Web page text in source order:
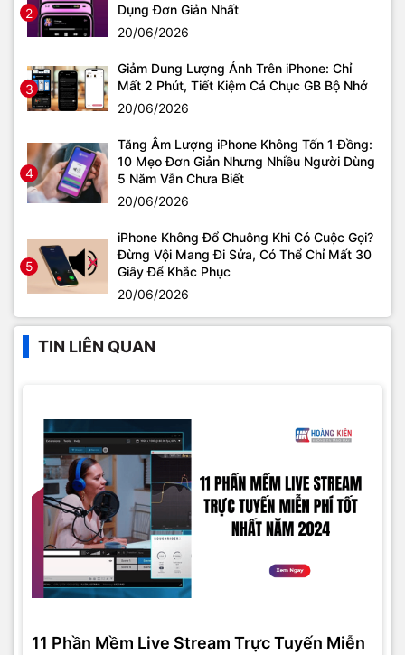
2
Dụng Đơn Giản Nhất
20/06/2026
3
Giảm Dung Lượng Ảnh Trên iPhone: Chỉ
Mất 2 Phút, Tiết Kiệm Cả Chục GB Bộ Nhớ
20/06/2026
4
Tăng Âm Lượng iPhone Không Tốn 1 Đồng:
10 Mẹo Đơn Giản Nhưng Nhiều Người Dùng
5 Năm Vẫn Chưa Biết
20/06/2026
5
iPhone Không Đổ Chuông Khi Có Cuộc Gọi?
Đừng Vội Mang Đi Sửa, Có Thể Chỉ Mất 30
Giây Để Khắc Phục
20/06/2026
TIN LIÊN QUAN
11 Phần Mềm Live Stream Trực Tuyến Miễn